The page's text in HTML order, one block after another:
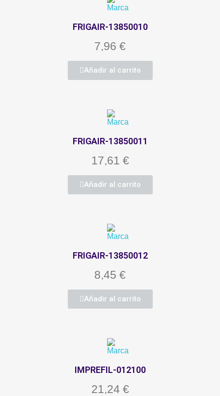
FRIGAIR-13850010
7,96 €
Añadir al carrito
FRIGAIR-13850011
17,61 €
Añadir al carrito
FRIGAIR-13850012
8,45 €
Añadir al carrito
IMPREFIL-012100
21,24 €